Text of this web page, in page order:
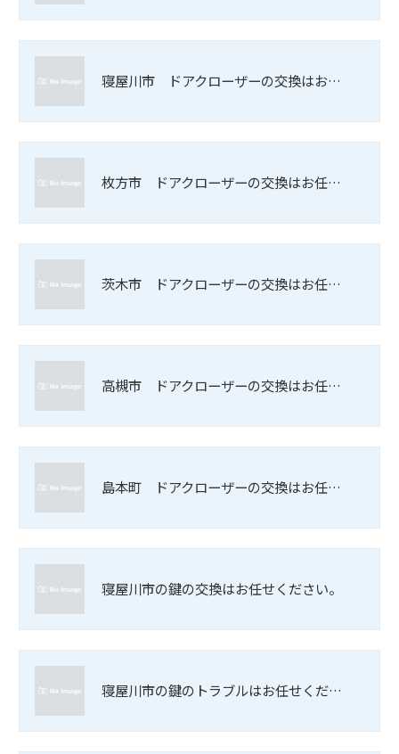
寝屋川市 ドアクローザーの交換はお…
枚方市 ドアクローザーの交換はお任…
茨木市 ドアクローザーの交換はお任…
高槻市 ドアクローザーの交換はお任…
島本町 ドアクローザーの交換はお任…
寝屋川市の鍵の交換はお任せください。
寝屋川市の鍵のトラブルはお任せくだ…